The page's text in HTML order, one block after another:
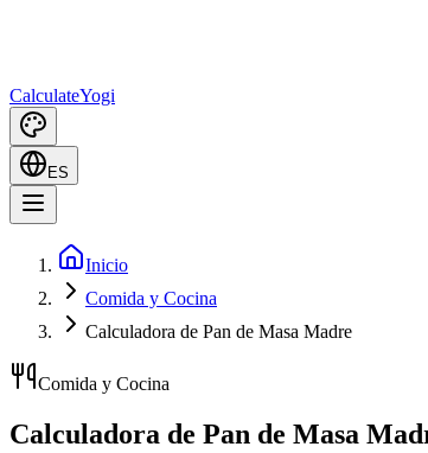
CalculateYogi
ES
Inicio
Comida y Cocina
Calculadora de Pan de Masa Madre
Comida y Cocina
Calculadora de Pan de Masa